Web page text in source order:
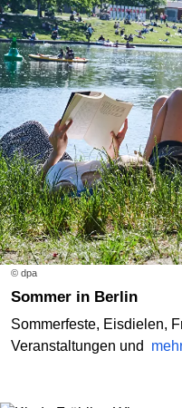
© dpa
Sommer in Berlin
Sommerfeste, Eisdielen,
Veranstaltungen und